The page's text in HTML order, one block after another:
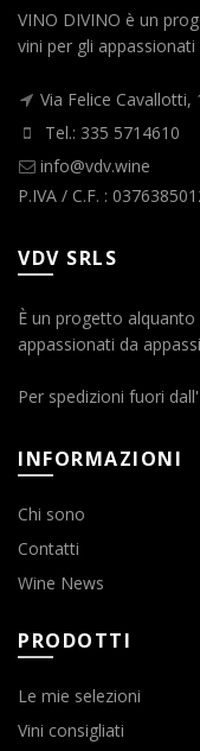
VINO DIVINO è un
vini per gli
Via Felice Cavallotti,
Tel.: 335 5714610
info@vdv.wine
P.IVA / C.F. :
VDV SRLS
È un progetto
appassionati da
Per spedizioni fuori
INFORMAZIONI
Chi sono
Contatti
Wine News
PRODOTTI
Le mie selezioni
Vini consigliati